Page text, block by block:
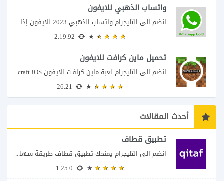
واتساب الذهبي للايفون
انضم الى التليجرام واتساب الذهبي 2023 للايفون إذا كنت تبحث عن واتساب الذهبي للايفون...
تحميل ماين كرافت للايفون
انضم الى التليجرام لعبة ماين كرافت للايفون Minecraft iOS تُعد لعبة Minecraft واحدة من...
أحدث المقالات
تطبيق قطاف
انضم الى التليجرام يمنحك تطبيق قطاف طريقة سهلة لمتابعة نقاط المكافآت والاستفادة منها في...